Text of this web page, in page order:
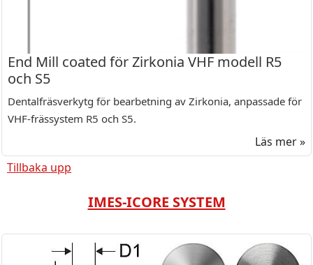
End Mill coated för Zirkonia VHF modell R5
och S5
Dentalfräsverkytg för bearbetning av Zirkonia, anpassade för
VHF-frässystem R5 och S5.
Läs mer »
Tillbaka upp
IMES-ICORE SYSTEM